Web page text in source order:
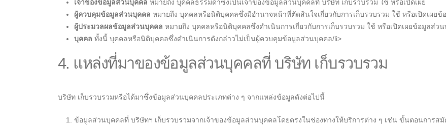
เจ้าของข้อมูลส่วนบุคคล หมายถึง บุคคลธรรมดาซึ่งเป็นเจ้าของข้อมูลส่วนบุคคลที่ บริษัท เก็บรวบรวม ใช้ หรือเปิดเผย
ผู้ควบคุมข้อมูลส่วนบุคคล หมายถึง บุคคลหรือนิติบุคคลซึ่งมีอำนาจหน้าที่ตัดสินใจเกี่ยวกับการเก็บรวบรวม ใช้ หรือเปิดเผย
ผู้ประมวลผลข้อมูลส่วนบุคคล หมายถึง บุคคลหรือนิติบุคคลซึ่งดำเนินการเกี่ยวกับการเก็บรวบรวม ใช้ หรือเปิดเผยข้อมูล
บุคคล ทั้งนี้ บุคคลหรือนิติบุคคลซึ่งดำเนินการดังกล่าวไม่เป็นผู้ควบคุมข้อมูลส่วนบุคคล/li>
4. แหล่งที่มาของข้อมูลส่วนบุคคลที่ บริษัท เก็บรวบรวม
บริษัท เก็บรวบรวมหรือได้มาซึ่งข้อมูลส่วนบุคคลประเภทต่าง ๆ จากแหล่งข้อมูลดังต่อไปนี้
ข้อมูลส่วนบุคคลที่ บริษัทฯ เก็บรวบรวมจากเจ้าของข้อมูลส่วนบุคคลโดยตรงในช่องทางให้บริการต่าง ๆ เช่น ขั้นตอนการ